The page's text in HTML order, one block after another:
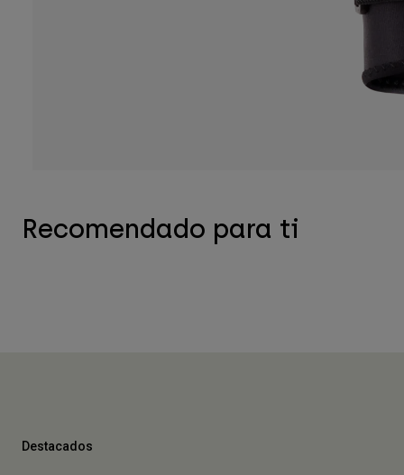
Recomendado para ti
Destacados